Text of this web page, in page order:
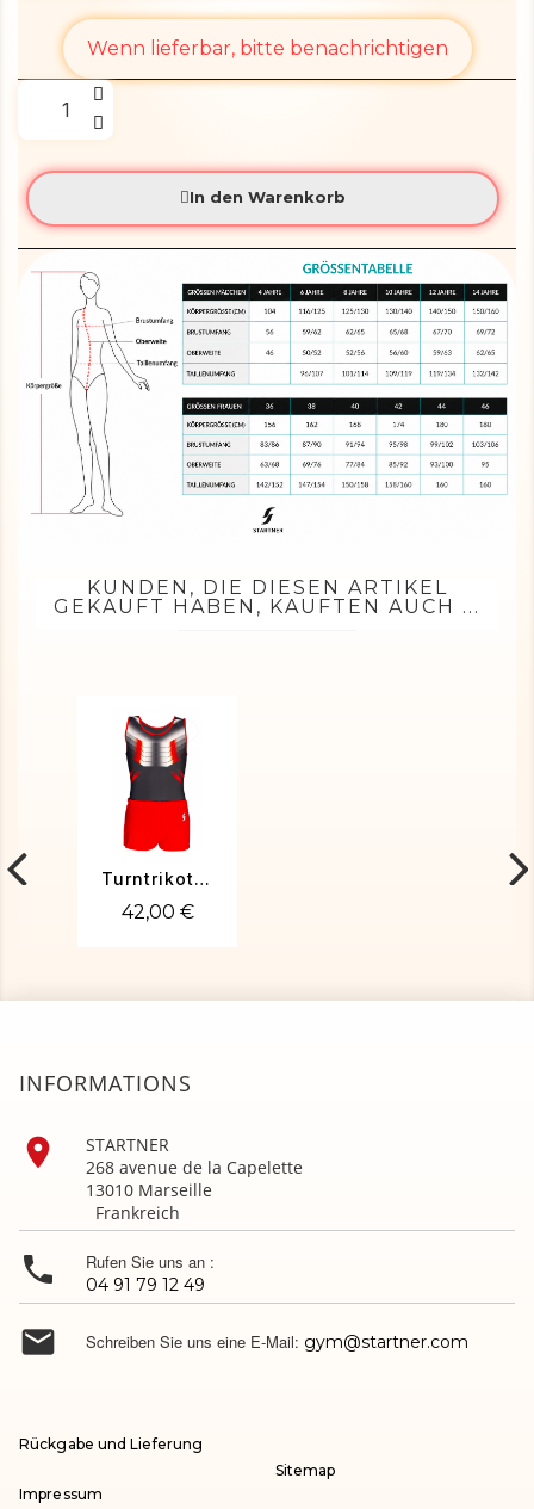
Wenn lieferbar, bitte benachrichtigen
In den Warenkorb
KUNDEN, DIE DIESEN ARTIKEL
GEKAUFT HABEN, KAUFTEN AUCH ...
Turntrikot MARIUS-02
42,00 €
INFORMATIONS

STARTNER
268 avenue de la Capelette
13010 Marseille
Frankreich
 Rufen Sie uns an :
04 91 79 12 49
 Schreiben Sie uns eine E-Mail: gym@startner.com
Rückgabe und Lieferung
Impressum
Sitemap